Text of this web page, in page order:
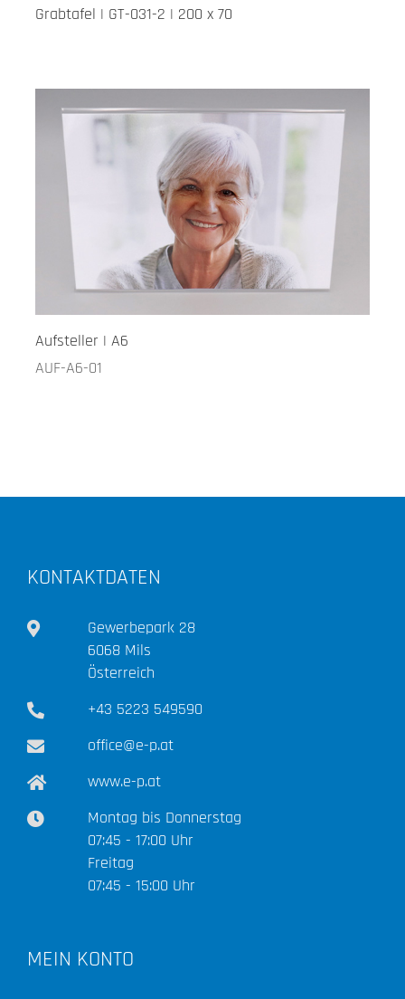
Grabtafel | GT-031-2 | 200 x 70
Aufsteller | A6
AUF-A6-01
KONTAKTDATEN
Gewerbepark 28
6068 Mils
Österreich
+43 5223 549590
office@e-p.at
www.e-p.at
Montag bis Donnerstag
07:45 - 17:00 Uhr
Freitag
07:45 - 15:00 Uhr
MEIN KONTO